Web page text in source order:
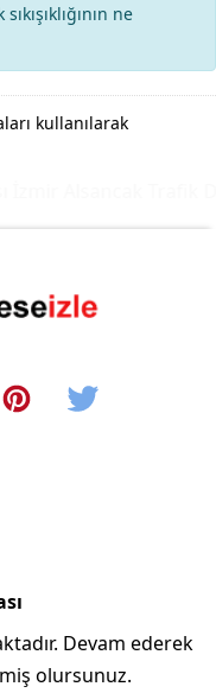
ne
kullanılarak
Devam ederek
olursunuz.